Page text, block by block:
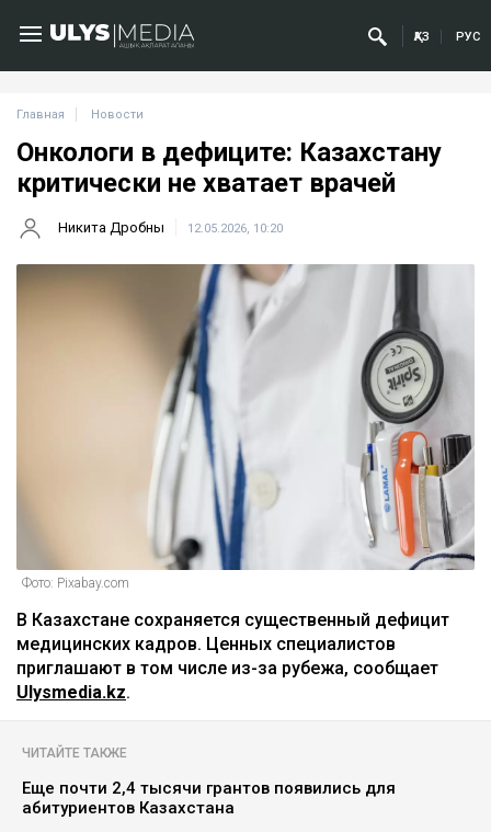
ҚАЗ РУС
Главная Новости
Онкологи в дефиците: Казахстану
критически не хватает врачей
Никита Дробны 12.05.2026, 10:20
Фото: Pixabay.com
В Казахстане сохраняется существенный дефицит
медицинских кадров. Ценных специалистов
приглашают в том числе из-за рубежа, сообщает
Ulysmedia.kz.
ЧИТАЙТЕ ТАКЖЕ
Еще почти 2,4 тысячи грантов появились для
абитуриентов Казахстана